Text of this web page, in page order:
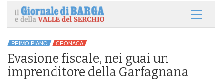
PRIMO PIANO CRONACA
Evasione fiscale, nei guai un
imprenditore della Garfagnana